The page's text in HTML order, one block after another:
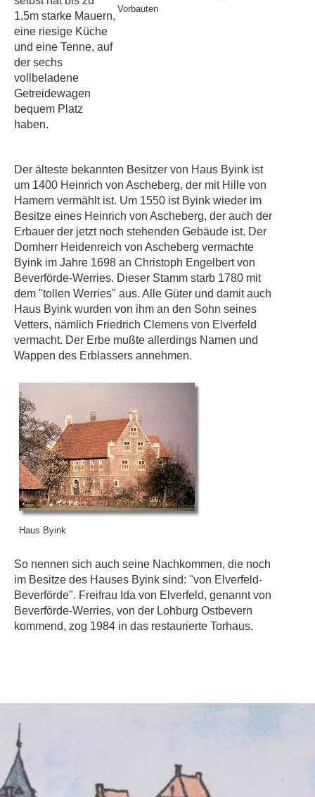
1,5m starke Mauern,
eine riesige Küche
und eine Tenne, auf
der sechs
vollbeladene
Getreidewagen
bequem Platz
haben.
Vorbauten
Der älteste bekannten Besitzer von Haus Byink ist
um 1400 Heinrich von Ascheberg, der mit Hille von
Hamern vermählt ist. Um 1550 ist Byink wieder im
Besitze eines Heinrich von Ascheberg, der auch der
Erbauer der jetzt noch stehenden Gebäude ist. Der
Domherr Heidenreich von Ascheberg vermachte
Byink im Jahre 1698 an Christoph Engelbert von
Beverförde-Werries. Dieser Stamm starb 1780 mit
dem "tollen Werries" aus. Alle Güter und damit auch
Haus Byink wurden von ihm an den Sohn seines
Vetters, nämlich Friedrich Clemens von Elverfeld
vermacht. Der Erbe mußte allerdings Namen und
Wappen des Erblassers annehmen.
Haus Byink
So nennen sich auch seine Nachkommen, die noch
im Besitze des Hauses Byink sind: "von Elverfeld-
Beverförde". Freifrau Ida von Elverfeld, genannt von
Beverförde-Werries, von der Lohburg Ostbevern
kommend, zog 1984 in das restaurierte Torhaus.